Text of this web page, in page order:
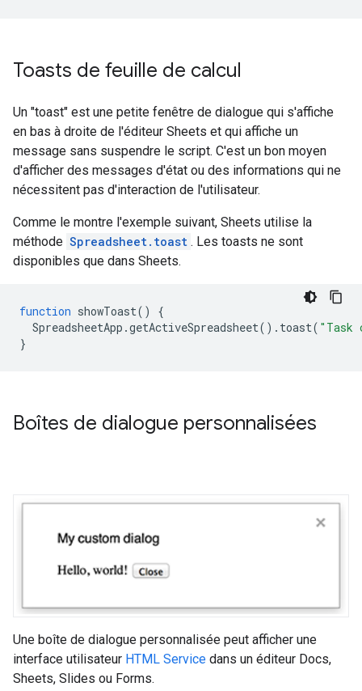
Toasts de feuille de calcul
Un "toast" est une petite fenêtre de dialogue qui s'affiche
en bas à droite de l'éditeur Sheets et qui affiche un
message sans suspendre le script. C'est un bon moyen
d'afficher des messages d'état ou des informations qui ne
nécessitent pas d'interaction de l'utilisateur.
Comme le montre l'exemple suivant, Sheets utilise la
méthode Spreadsheet.toast . Les toasts ne sont
disponibles que dans Sheets.
function showToast()
{
SpreadsheetApp .getActiveSpreadsheet(). toast( "Task
}
Boîtes de dialogue personnalisées
Une boîte de dialogue personnalisée peut afficher une
interface utilisateur HTML Service dans un éditeur Docs,
Sheets, Slides ou Forms.